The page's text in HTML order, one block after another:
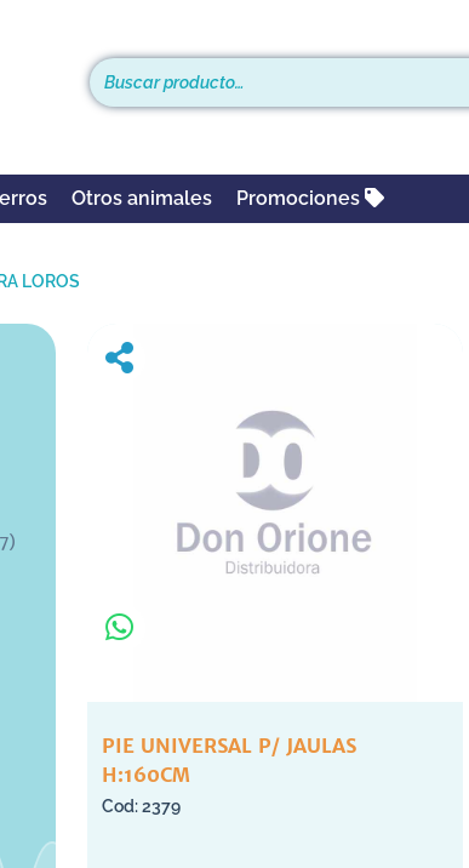
Otros animales Promociones
LOROS
PIE UNIVERSAL P/ JAULAS
H:160CM
2379